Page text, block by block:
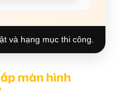
và hạng mục thi công.
màn hình